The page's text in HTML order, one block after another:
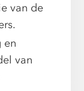
van de
en
van